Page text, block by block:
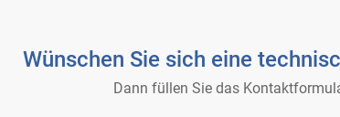
Wünschen Sie sich eine
Dann füllen Sie das